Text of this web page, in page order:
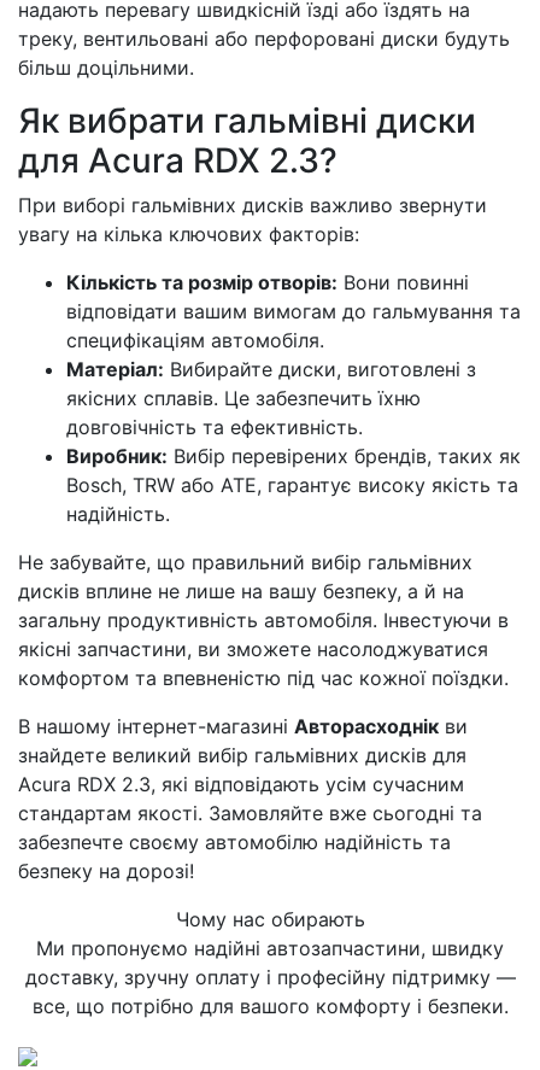
надають перевагу швидкісній їзді або їздять на
треку, вентильовані або перфоровані диски будуть
більш доцільними.
Як вибрати гальмівні диски
для Acura RDX 2.3?
При виборі гальмівних дисків важливо звернути
увагу на кілька ключових факторів:
Кількість та розмір отворів: Вони повинні
відповідати вашим вимогам до гальмування та
специфікаціям автомобіля.
Матеріал: Вибирайте диски, виготовлені з
якісних сплавів. Це забезпечить їхню
довговічність та ефективність.
Виробник: Вибір перевірених брендів, таких як
Bosch, TRW або ATE, гарантує високу якість та
надійність.
Не забувайте, що правильний вибір гальмівних
дисків вплине не лише на вашу безпеку, а й на
загальну продуктивність автомобіля. Інвестуючи в
якісні запчастини, ви зможете насолоджуватися
комфортом та впевненістю під час кожної поїздки.
В нашому інтернет-магазині Авторасходнік ви
знайдете великий вибір гальмівних дисків для
Acura RDX 2.3, які відповідають усім сучасним
стандартам якості. Замовляйте вже сьогодні та
забезпечте своєму автомобілю надійність та
безпеку на дорозі!
Чому нас обирають
Ми пропонуємо надійні автозапчастини, швидку
доставку, зручну оплату і професійну підтримку —
все, що потрібно для вашого комфорту і безпеки.